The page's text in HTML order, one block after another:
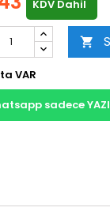
KDV Dahil

VAR
sadece